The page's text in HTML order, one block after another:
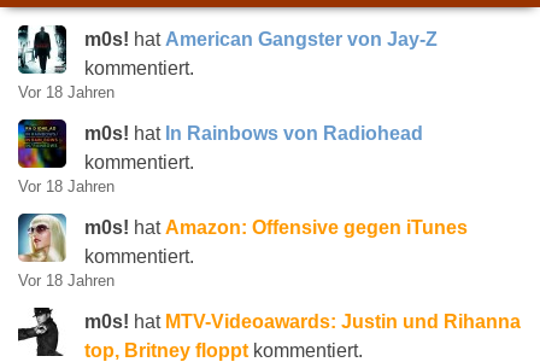
m0s! hat American Gangster von Jay-Z
kommentiert.
Vor 18 Jahren
m0s! hat In Rainbows von Radiohead
kommentiert.
Vor 18 Jahren
m0s! hatAmazon: Offensive gegen iTunes
kommentiert.
Vor 18 Jahren
m0s! hat MTV-Videoawards: Justin und Rihanna
top, Britney floppt kommentiert.